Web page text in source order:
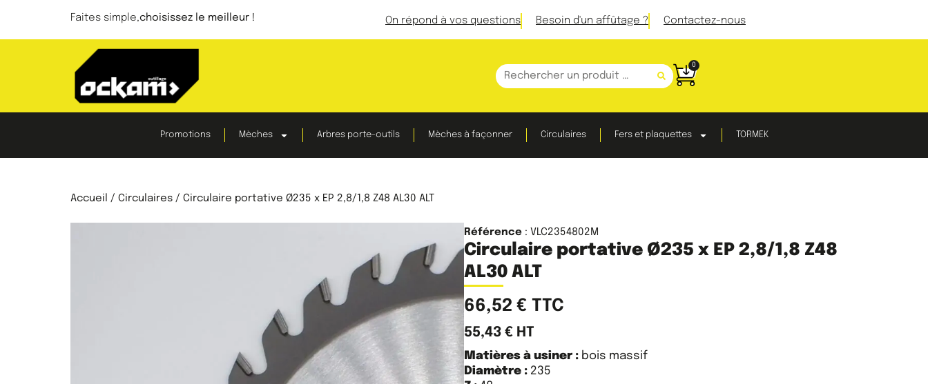
Faites simple,choisissez le meilleur ! On répond à vos questions Besoin d'un affûtage ? Contactez-nous
0
Promotions Mèches Arbres porte-outils Mèches à façonner Circulaires Fers et plaquettes TORMEK
Accueil / Circulaires / Circulaire portative Ø235 x EP 2,8/1,8 Z48 AL30 ALT
Référence : VLC2354802M
Circulaire portative Ø235 x EP 2,8/1,8 Z48
AL30 ALT
66,52 € TTC
55,43 € HT
Matières à usiner : bois massif
Diamètre : 235